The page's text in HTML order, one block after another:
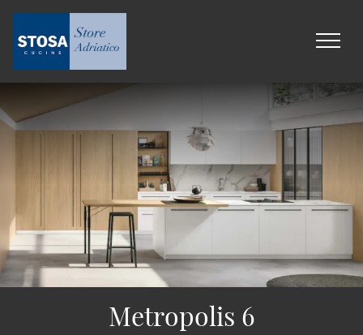
Metropolis 6